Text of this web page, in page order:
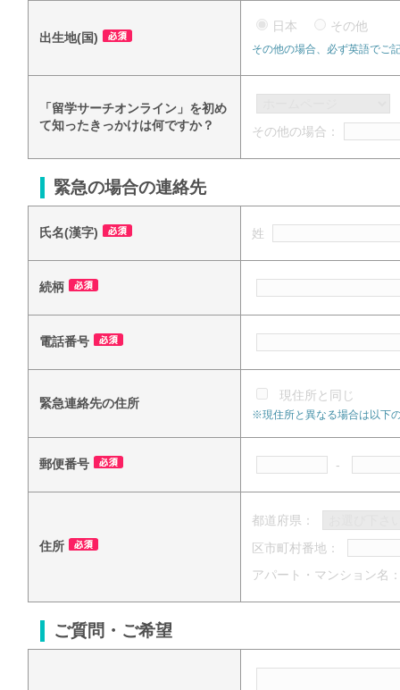
出生地(国)
日本 その他
その他の場合、必ず英語でご
「留学サーチオンライン」を初め
て知ったきっかけは何ですか？
その他の場合：
緊急の場合の連絡先
氏名(漢字) 姓
続柄
電話番号
緊急連絡先の住所
現住所と同じ
※現住所と異なる場合は以下
郵便番号 -
住所
都道府県：
区市町村番地：
アパート・マンション名
ご質問・ご希望